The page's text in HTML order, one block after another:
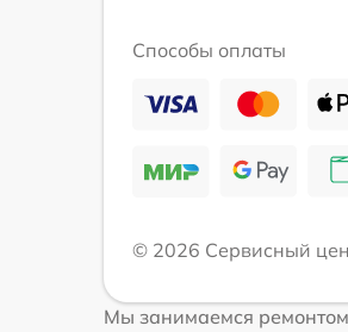
Способы оплаты
© 2026 Сервисный
Мы занимаемся